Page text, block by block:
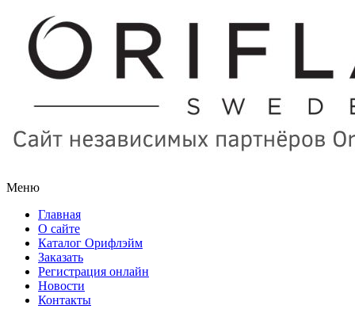
Меню
Главная
О сайте
Каталог Орифлэйм
Заказать
Регистрация онлайн
Новости
Контакты